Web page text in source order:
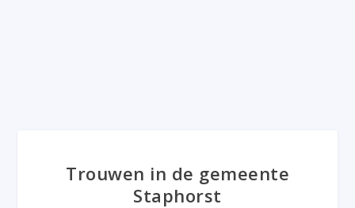
Trouwen in de gemeente
Staphorst